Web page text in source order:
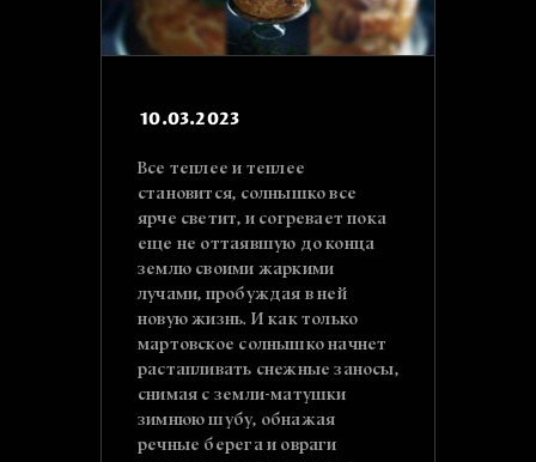
10.03.2023
Все теплее и теплее
становится, солнышко все
ярче светит, и согревает пока
еще не оттаявшую до конца
землю своими жаркими
лучами, пробуждая в ней
новую жизнь. И как только
мартовское солнышко начнет
растапливать снежные заносы,
снимая с земли-матушки
зимнюю шубу, обнажая
речные берега и овраги